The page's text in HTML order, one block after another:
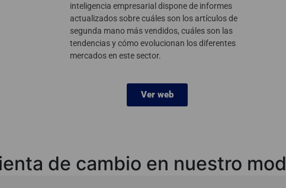
inteligencia empresarial dispone de informes
actualizados sobre cuáles son los artículos de
segunda mano más vendidos, cuáles son las
tendencias y cómo evolucionan los diferentes
mercados en este sector.
Ver web
de cambio en nuestro